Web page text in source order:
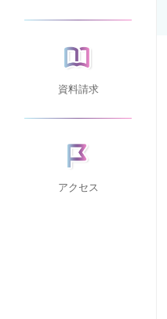
資料請求
アクセス